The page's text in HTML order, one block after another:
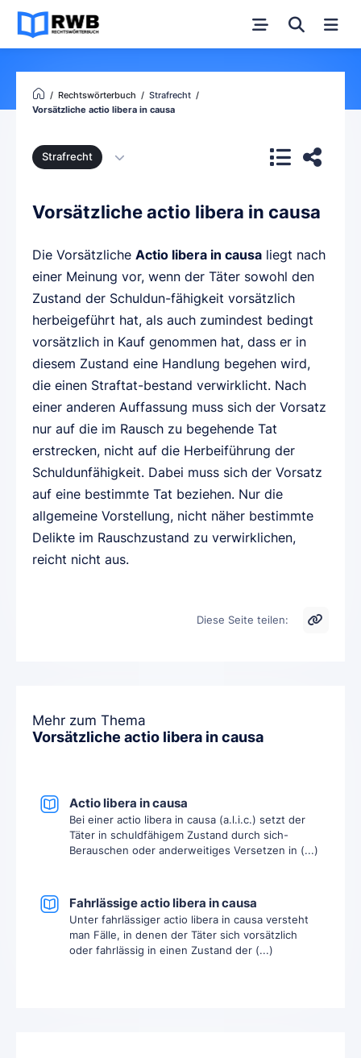
Rechtswörterbuch
Strafrecht
Vorsätzliche actio libera in causa
Strafrecht
Vorsätzliche actio libera in causa
Die Vorsätzliche Actio libera in causa liegt nach
einer Meinung vor, wenn der Täter sowohl den
Zustand der Schuldun-fähigkeit vorsätzlich
herbeigeführt hat, als auch zumindest bedingt
vorsätzlich in Kauf genommen hat, dass er in
diesem Zustand eine Handlung begehen wird,
die einen Straftat-bestand verwirklicht. Nach
einer anderen Auffassung muss sich der Vorsatz
nur auf die im Rausch zu begehende Tat
erstrecken, nicht auf die Herbeiführung der
Schuldunfähigkeit. Dabei muss sich der Vorsatz
auf eine bestimmte Tat beziehen. Nur die
allgemeine Vorstellung, nicht näher bestimmte
Delikte im Rauschzustand zu verwirklichen,
reicht nicht aus.
Diese Seite teilen:
Mehr zum Thema
Vorsätzliche actio libera in causa
Actio libera in causa
Bei einer actio libera in causa (a.l.i.c.) setzt der
Täter in schuldfähigem Zustand durch sich-
Berauschen oder anderweitiges Versetzen in (...)
Fahrlässige actio libera in causa
Unter fahrlässiger actio libera in causa versteht
man Fälle, in denen der Täter sich vorsätzlich
oder fahrlässig in einen Zustand der (...)